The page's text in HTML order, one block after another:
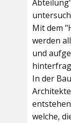
Abteilung"
Mit dem
werden
und
In der
welche,